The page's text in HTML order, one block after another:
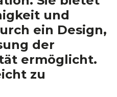
und
ein Design,
der
ermöglicht.
zu